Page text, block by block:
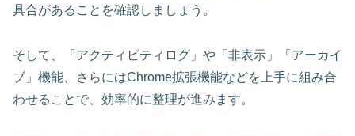
具合があることを確認しましょう。
そして、「アクティビティログ」や「非表示」「アーカイ
ブ」機能、さらにはChrome拡張機能などを上手に組み合
わせることで、効率的に整理が進みます。